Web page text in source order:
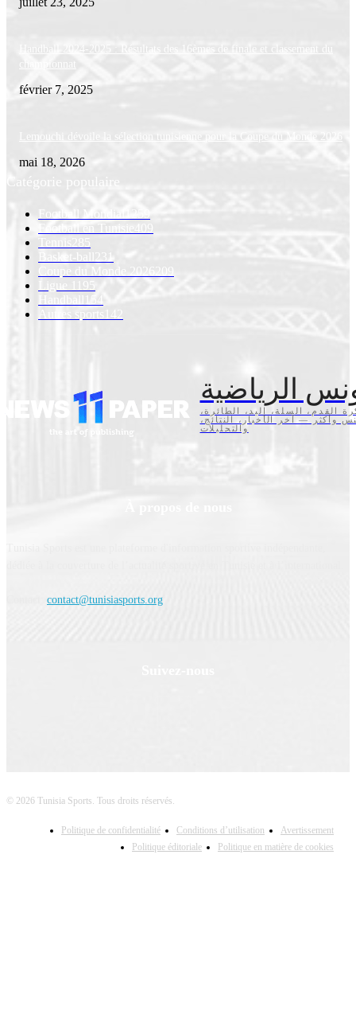
Handball 2024-2025 : Résultats des 16èmes de finale et classement du
championnat
février 7, 2025
Lemouchi dévoile la sélection tunisienne pour la Coupe du Monde 2026
mai 18, 2026
Catégorie populaire
Football Mondial
1259
Football en Tunisie 409
Tennis
285
Basket-ball
231
Coupe du Monde 2026 209
Ligue 1
195
Handball
154
Autres sports 142
الرياضية
القدم، السلة، اليد، الطائرة،
وأكثر — آخر الأخبار، النتائج،
والتحليلات
contact@tunisiasports.org
© 2026 Tunisia Sports. Tous droits réservés.
Politique de confidentialité Conditions d’utilisation
Avertissement
Politique éditoriale
Politique en matière de cookies